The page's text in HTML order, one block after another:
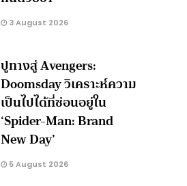
3 August 2026
ปูทางสู่ Avengers:
Doomsday วิเคราะห์ความ
เป็นไปได้ที่ซ่อนอยู่ใน
‘Spider-Man: Brand
New Day’
5 August 2026